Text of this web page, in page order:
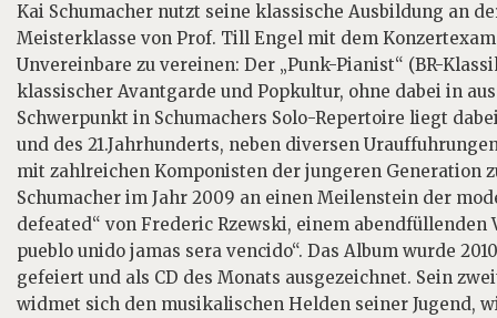
Kai Schumacher nutzt seine klassische Ausbildung an
Meisterklasse von Prof. Till Engel mit dem
Unvereinbare zu vereinen: Der „Punk-Pianist“ (BR-
klassischer Avantgarde und Popkultur, ohne dabei in
Schwerpunkt in Schumachers Solo-Repertoire liegt
und des 21.Jahrhunderts, neben diversen
mit zahlreichen Komponisten der jungeren Generation
Schumacher im Jahr 2009 an einen Meilenstein der
defeated“ von Frederic Rzewski, einem
pueblo unido jamas sera vencido“. Das Album wurde
gefeiert und als CD des Monats ausgezeichnet. Sein
widmet sich den musikalischen Helden seiner Jugend,